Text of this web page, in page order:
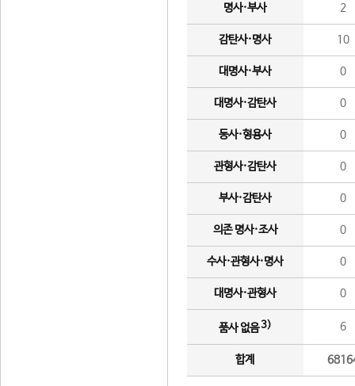
명사·부사 2
감탄사·명사 10
대명사·부사 0
대명사·감탄사 0
동사·형용사 0
관형사·감탄사 0
부사·감탄사 0
의존 명사·조사 0
수사·관형사·명사 0
대명사·관형사 0
품사 없음3) 6
합계